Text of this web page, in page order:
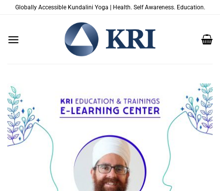
Globally Accessible Kundalini Yoga | Health. Self Awareness. Education.